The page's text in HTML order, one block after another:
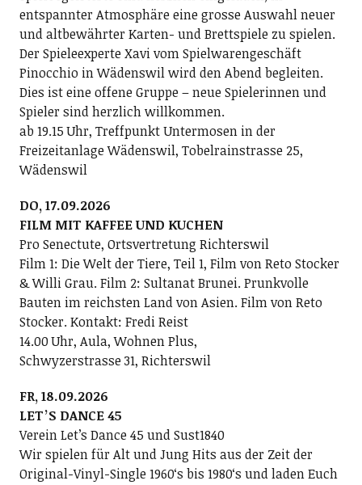
entspannter Atmosphäre eine grosse Auswahl neuer
und altbewährter Karten- und Brettspiele zu spielen.
Der Spieleexperte Xavi vom Spielwarengeschäft
Pinocchio in Wädenswil wird den Abend begleiten.
Dies ist eine offene Gruppe – neue Spielerinnen und
Spieler sind herzlich willkommen.
ab 19.15 Uhr, Treffpunkt Untermosen in der
Freizeitanlage Wädenswil, Tobelrainstrasse 25,
Wädenswil
DO, 17.09.2026
FILM MIT KAFFEE UND KUCHEN
Pro Senectute, Ortsvertretung Richterswil
Film 1: Die Welt der Tiere, Teil 1, Film von Reto Stocker
& Willi Grau. Film 2: Sultanat Brunei. Prunkvolle
Bauten im reichsten Land von Asien. Film von Reto
Stocker. Kontakt: Fredi Reist
14.00 Uhr, Aula, Wohnen Plus,
Schwyzerstrasse 31, Richterswil
FR, 18.09.2026
LETʼS DANCE 45
Verein Letʼs Dance 45 und Sust1840
Wir spielen für Alt und Jung Hits aus der Zeit der
Original-Vinyl-Single 1960ʻs bis 1980ʻs und laden Euch